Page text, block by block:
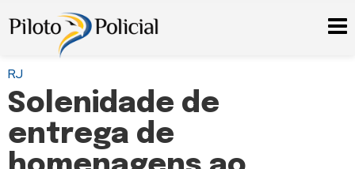
RJ
Solenidade de
entrega de